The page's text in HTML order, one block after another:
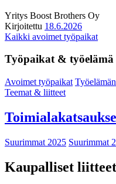
Yritys Boost Brothers Oy
Kirjoitettu 18.6.2026
Kaikki avoimet työpaikat
Työpaikat & työelämä
Avoimet työpaikat
Teemat & liitteet
Suurimmat 2025 Suurimmat
Kaupalliset liitteet